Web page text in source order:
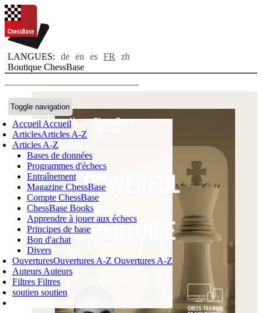
LANGUES: de en es FR
zh
Boutique ChessBase
Toggle navigation
Accueil Accueil
ArticlesArticles A-Z
Articles A-Z
Bases de données
Programmes d'échecs
Entraînement
Magazine ChessBase
Compte ChessBase
ChessBase Books
Apprendre à jouer aux échecs
Principes de base
Bon d'achat
Divers
OuverturesOuvertures A-Z Ouvertures A-Z
Auteurs Auteurs
Filtres Filtres
soutien soutien